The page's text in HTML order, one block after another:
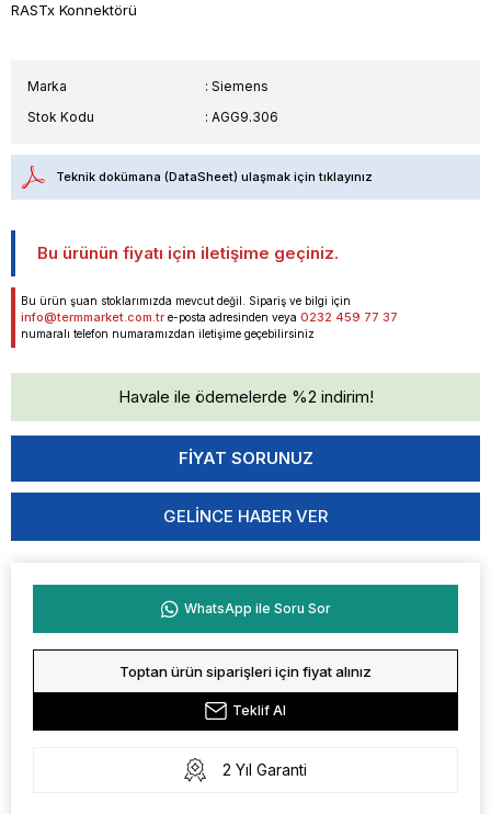
RASTx Konnektörü
Marka : Siemens
Stok Kodu
AGG9.306
Teknik dokümana (DataSheet) ulaşmak için tıklayınız
Bu ürünün fiyatı için iletişime geçiniz.
Bu ürün şuan stoklarımızda mevcut değil. Sipariş ve bilgi için
info@termmarket.com.tr e-posta adresinden veya 0232 459 77 37
numaralı telefon numaramızdan iletişime geçebilirsiniz
Havale ile ödemelerde %2 indirim!
GELINCE HABER VER
WhatsApp ile Soru Sor
Toptan ürün siparişleri için fiyat alınız
Teklif Al
2 Yıl Garanti